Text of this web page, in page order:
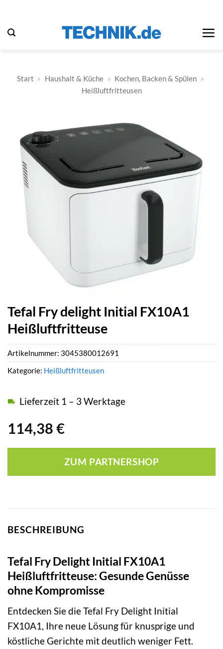
springen
Start » Haushalt & Küche » Kochen, Backen & Spülen »
Heißluftfritteusen
Tefal Fry delight Initial FX10A1
Heißluftfritteuse
114,38 €
Lieferzeit 1 – 3 Werktage
ZUM PARTNERSHOP
Artikelnummer: 3045380012691
Kategorie: Heißluftfritteusen
BESCHREIBUNG
Tefal Fry Delight Initial FX10A1
Heißluftfritteuse: Gesunde Genüsse
ohne Kompromisse
Entdecken Sie die Tefal Fry Delight Initial
FX10A1, Ihre neue Lösung für knusprige und
köstliche Gerichte mit deutlich weniger Fett.